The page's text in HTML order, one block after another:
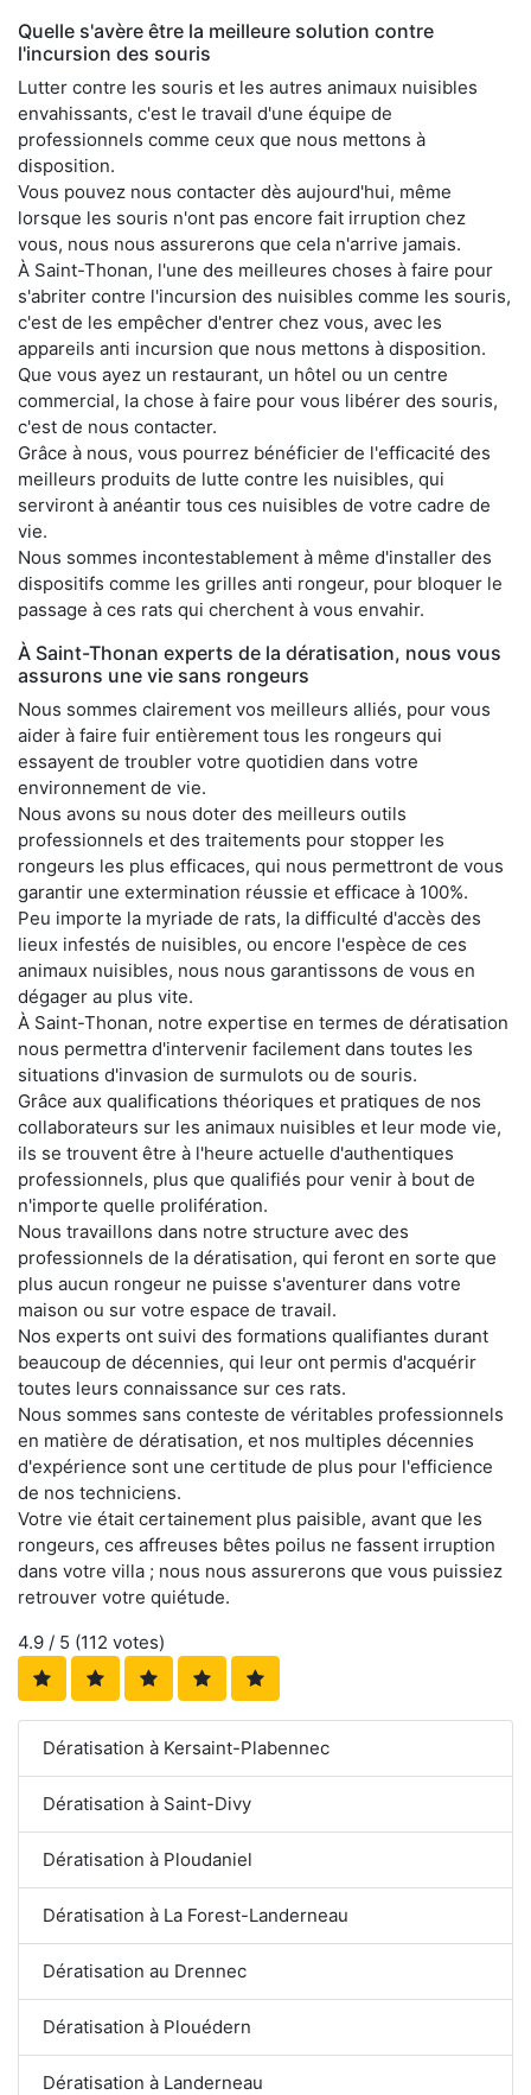
Quelle s'avère être la meilleure solution contre
l'incursion des souris
Lutter contre les souris et les autres animaux nuisibles
envahissants, c'est le travail d'une équipe de
professionnels comme ceux que nous mettons à
disposition.
Vous pouvez nous contacter dès aujourd'hui, même
lorsque les souris n'ont pas encore fait irruption chez
vous, nous nous assurerons que cela n'arrive jamais.
À Saint-Thonan, l'une des meilleures choses à faire pour
s'abriter contre l'incursion des nuisibles comme les souris,
c'est de les empêcher d'entrer chez vous, avec les
appareils anti incursion que nous mettons à disposition.
Que vous ayez un restaurant, un hôtel ou un centre
commercial, la chose à faire pour vous libérer des souris,
c'est de nous contacter.
Grâce à nous, vous pourrez bénéficier de l'efficacité des
meilleurs produits de lutte contre les nuisibles, qui
serviront à anéantir tous ces nuisibles de votre cadre de
vie.
Nous sommes incontestablement à même d'installer des
dispositifs comme les grilles anti rongeur, pour bloquer le
passage à ces rats qui cherchent à vous envahir.
À Saint-Thonan experts de la dératisation, nous vous
assurons une vie sans rongeurs
Nous sommes clairement vos meilleurs alliés, pour vous
aider à faire fuir entièrement tous les rongeurs qui
essayent de troubler votre quotidien dans votre
environnement de vie.
Nous avons su nous doter des meilleurs outils
professionnels et des traitements pour stopper les
rongeurs les plus efficaces, qui nous permettront de vous
garantir une extermination réussie et efficace à 100%.
Peu importe la myriade de rats, la difficulté d'accès des
lieux infestés de nuisibles, ou encore l'espèce de ces
animaux nuisibles, nous nous garantissons de vous en
dégager au plus vite.
À Saint-Thonan, notre expertise en termes de dératisation
nous permettra d'intervenir facilement dans toutes les
situations d'invasion de surmulots ou de souris.
Grâce aux qualifications théoriques et pratiques de nos
collaborateurs sur les animaux nuisibles et leur mode vie,
ils se trouvent être à l'heure actuelle d'authentiques
professionnels, plus que qualifiés pour venir à bout de
n'importe quelle prolifération.
Nous travaillons dans notre structure avec des
professionnels de la dératisation, qui feront en sorte que
plus aucun rongeur ne puisse s'aventurer dans votre
maison ou sur votre espace de travail.
Nos experts ont suivi des formations qualifiantes durant
beaucoup de décennies, qui leur ont permis d'acquérir
toutes leurs connaissance sur ces rats.
Nous sommes sans conteste de véritables professionnels
en matière de dératisation, et nos multiples décennies
d'expérience sont une certitude de plus pour l'efficience
de nos techniciens.
Votre vie était certainement plus paisible, avant que les
rongeurs, ces affreuses bêtes poilus ne fassent irruption
dans votre villa ; nous nous assurerons que vous puissiez
retrouver votre quiétude.
4.9 / 5 (112 votes)
Dératisation à Kersaint-Plabennec
Dératisation à Saint-Divy
Dératisation à Ploudaniel
Dératisation à La Forest-Landerneau
Dératisation au Drennec
Dératisation à Plouédern
Dératisation à Landerneau